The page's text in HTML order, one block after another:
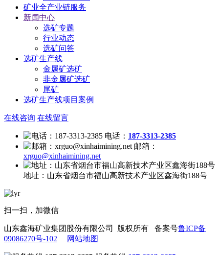
矿业全产业链服务
新闻中心
选矿专题
行业动态
选矿问答
选矿生产线
金属矿选矿
非金属矿选矿
尾矿
选矿生产线项目案例
在线咨询 在线留言
电话： 187-3313-2385
邮箱：
xrguo@xinhaimining.net
地址： 山东省烟台市福山高新技术产业区鑫海街188号
扫一扫，加微信
山东鑫海矿业集团股份有限公司 版权所有 备案号鲁ICP备
09086270号-102
网站地图